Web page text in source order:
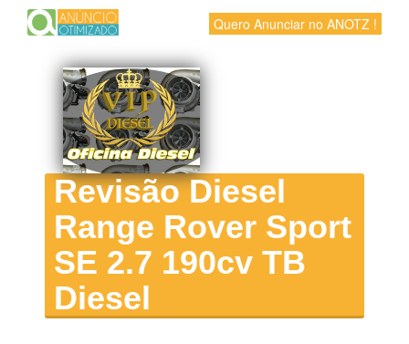
Quero Anunciar no ANOTZ !
Revisão Diesel
Range Rover Sport
SE 2.7 190cv TB
Diesel